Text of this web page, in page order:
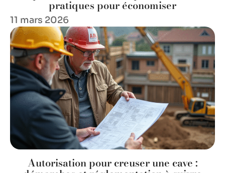
pratiques pour économiser
11 mars 2026
Autorisation pour creuser une cave :